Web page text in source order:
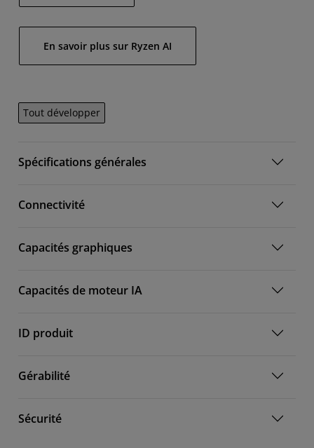
En savoir plus sur Ryzen AI
Tout développer
Spécifications générales
Connectivité
Capacités graphiques
Capacités de moteur IA
ID produit
Gérabilité
Sécurité